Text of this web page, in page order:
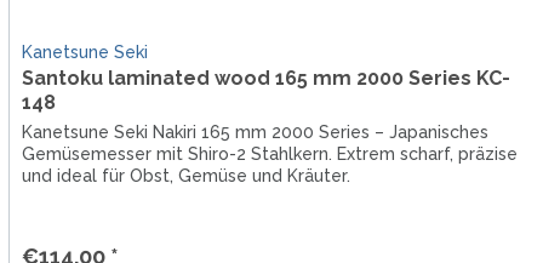
Kanetsune Seki
Santoku laminated wood 165 mm 2000 Series KC-
148
Kanetsune Seki Nakiri 165 mm 2000 Series – Japanisches
Gemüsemesser mit Shiro-2 Stahlkern. Extrem scharf, präzise
und ideal für Obst, Gemüse und Kräuter.
€114.00 *